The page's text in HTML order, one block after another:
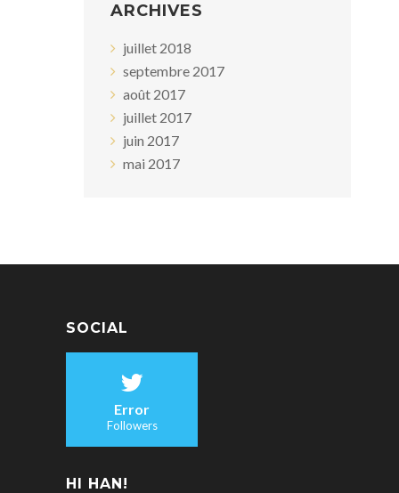
ARCHIVES
juillet 2018
septembre 2017
août 2017
juillet 2017
juin 2017
mai 2017
SOCIAL
Error
Followers
HI HAN!